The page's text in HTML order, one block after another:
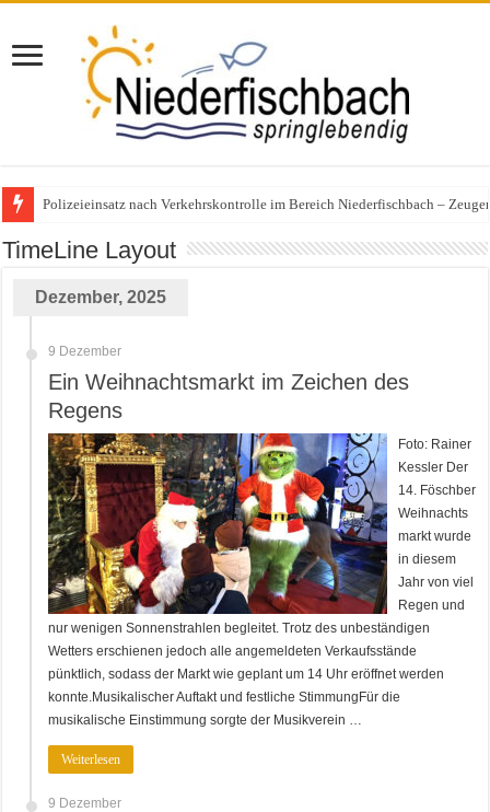
Polizeieinsatz nach Verkehrskontrolle im Bereich Niederfischbach –
25 Jahre KonzeptVital: Ein Vierteljahrhundert für Gesundheit und
TimeLine Layout
Dezember, 2025
9 Dezember
Ein Weihnachtsmarkt im Zeichen des
Regens
Foto: Rainer
Kessler Der
14. Föschber
Weihnachts
markt wurde
in diesem
Jahr von viel
Regen und
nur wenigen Sonnenstrahlen begleitet. Trotz des unbeständigen
Wetters erschienen jedoch alle angemeldeten Verkaufsstände
pünktlich, sodass der Markt wie geplant um 14 Uhr eröffnet werden
konnte.Musikalischer Auftakt und festliche StimmungFür die
musikalische Einstimmung sorgte der Musikverein …
Weiterlesen
9 Dezember